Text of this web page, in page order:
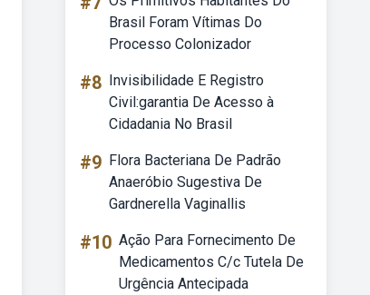
Brasil Foram Vítimas Do
Processo Colonizador
#8 Invisibilidade E Registro
Civil:garantia De Acesso à
Cidadania No Brasil
#9 Flora Bacteriana De Padrão
Anaeróbio Sugestiva De
Gardnerella Vaginallis
#10 Ação Para Fornecimento De
Medicamentos C/c Tutela De
Urgência Antecipada